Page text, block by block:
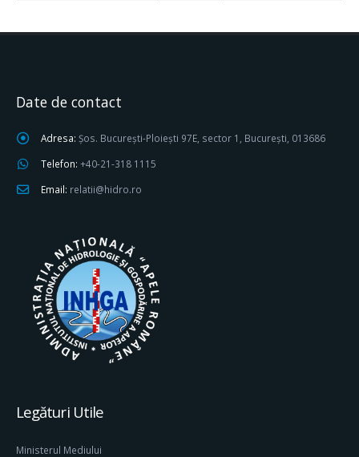
Date de contact
Adresa: Șos. București-Ploiești 97E, sector 1, București, 013686
Telefon: +40-21-318 1115
Email: relatii@hidro.ro
Legături Utile
Ministerul Mediului